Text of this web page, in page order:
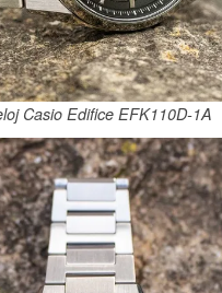
Casio Edifice EFK110D-1A